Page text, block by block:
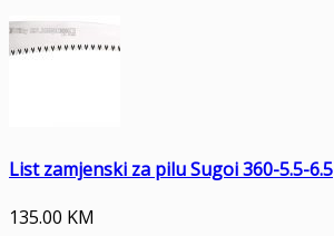
List zamjenski za pilu Sugoi 360-5.5-6.5
135.00 KM